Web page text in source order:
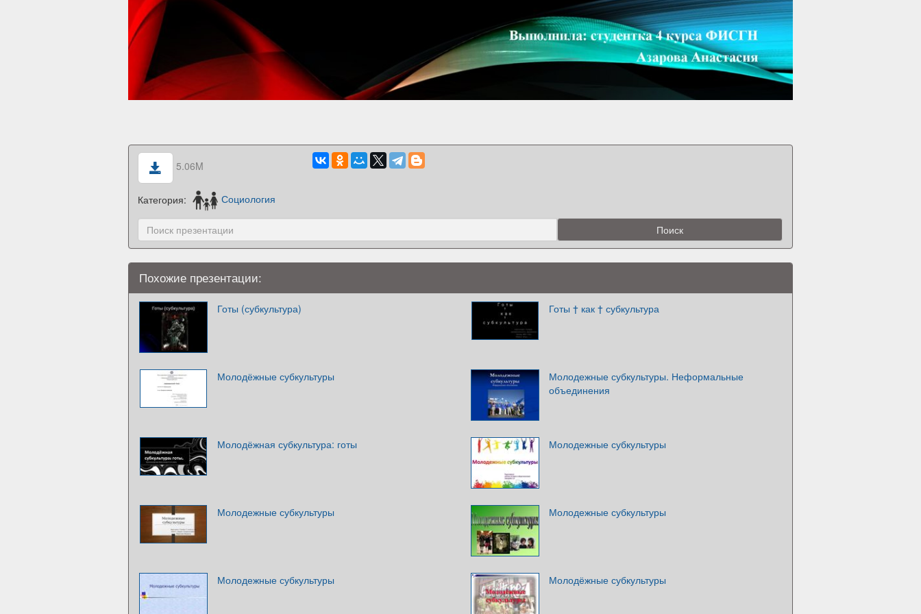
5.06M
Категория: Социология
Похожие презентации:
Готы (субкультура) Готы † как † субкультура
Молодёжные субкультуры
Молодежные субкультуры. Неформальные
объединения
Молодёжная субкультура: готы Молодежные субкультуры
Молодежные субкультуры Молодежные субкультуры
Молодежные субкультуры Молодёжные субкультуры